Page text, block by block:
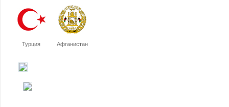
Турция Афганистан